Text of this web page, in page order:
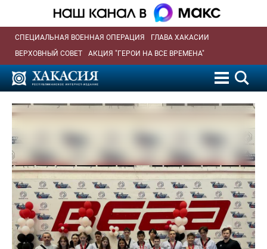
СПЕЦИАЛЬНАЯ ВОЕННАЯ ОПЕРАЦИЯ
ГЛАВА ХАКАСИИ
ВЕРХОВНЫЙ СОВЕТ
АКЦИЯ "ГЕРОИ НА ВСЕ ВРЕМЕНА"